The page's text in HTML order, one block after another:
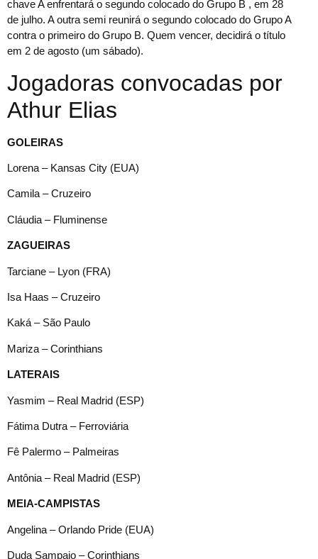
chave A enfrentará o segundo colocado do Grupo B , em 28
de julho. A outra semi reunirá o segundo colocado do Grupo A
contra o primeiro do Grupo B. Quem vencer, decidirá o título
em 2 de agosto (um sábado).
Jogadoras convocadas por
Athur Elias
GOLEIRAS
Lorena – Kansas City (EUA)
Camila – Cruzeiro
Cláudia – Fluminense
ZAGUEIRAS
Tarciane – Lyon (FRA)
Isa Haas – Cruzeiro
Kaká – São Paulo
Mariza – Corinthians
LATERAIS
Yasmim – Real Madrid (ESP)
Fátima Dutra – Ferroviária
Fê Palermo – Palmeiras
Antônia – Real Madrid (ESP)
MEIA-CAMPISTAS
Angelina – Orlando Pride (EUA)
Duda Sampaio – Corinthians